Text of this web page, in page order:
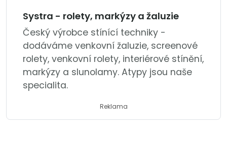
Systra - rolety, markýzy a žaluzie
Český výrobce stínící techniky -
dodáváme venkovní žaluzie, screenové
rolety, venkovní rolety, interiérové stínění,
markýzy a slunolamy. Atypy jsou naše
specialita.
Reklama